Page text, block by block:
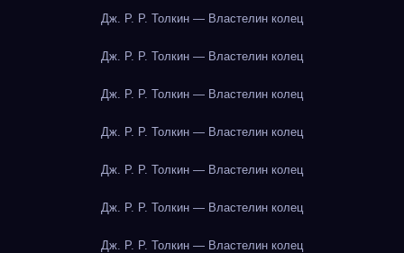
Дж. Р. Р. Толкин — Властелин колец
Дж. Р. Р. Толкин — Властелин колец
Дж. Р. Р. Толкин — Властелин колец
Дж. Р. Р. Толкин — Властелин колец
Дж. Р. Р. Толкин — Властелин колец
Дж. Р. Р. Толкин — Властелин колец
Дж. Р. Р. Толкин — Властелин колец